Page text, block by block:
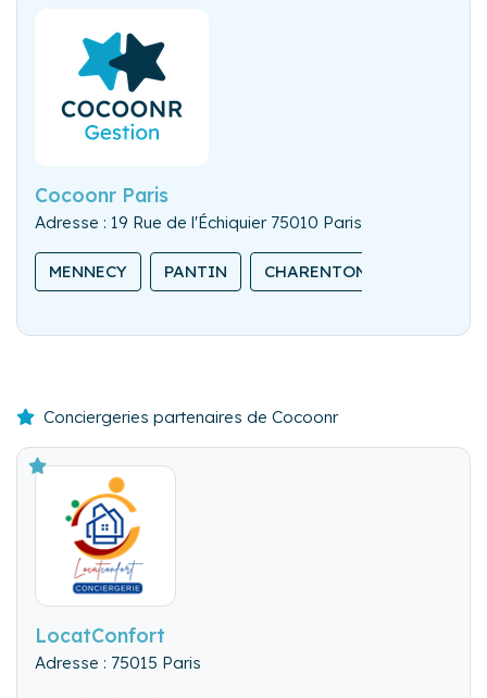
Cocoonr Paris
Adresse : 19 Rue de l'Échiquier 75010 Paris
MENNECY PANTIN CHARENTON-LE-PONT
Conciergeries partenaires de Cocoonr
LocatConfort
Adresse : 75015 Paris